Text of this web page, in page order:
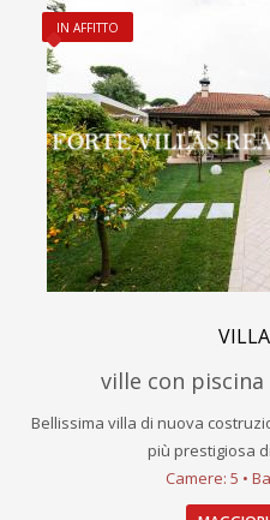
IN AFFITTO
ville con
Bellissima villa di nuova
più prestigiosa
Camere: 5 •